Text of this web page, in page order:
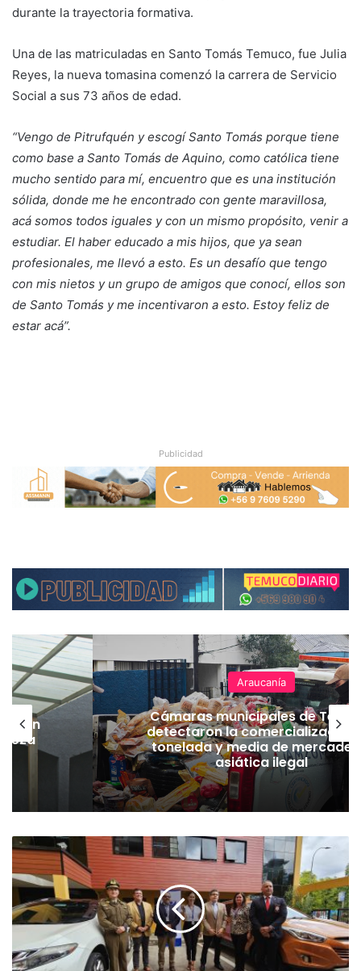
durante la trayectoria formativa.
Una de las matriculadas en Santo Tomás Temuco, fue Julia
Reyes, la nueva tomasina comenzó la carrera de Servicio
Social a sus 73 años de edad.
“Vengo de Pitrufquén y escogí Santo Tomás porque tiene
como base a Santo Tomás de Aquino, como católica tiene
mucho sentido para mí, encuentro que es una institución
sólida, donde me he encontrado con gente maravillosa,
acá somos todos iguales y con un mismo propósito, venir a
estudiar. El haber educado a mis hijos, que ya sean
profesionales, me llevó a esto. Es un desafío que tengo
con mis nietos y un grupo de amigos que conocí, ellos son
de Santo Tomás y me incentivaron a esto. Estoy feliz de
estar acá”.
Publicidad
Araucanía
Cámaras municipales de
detectaron la comercialización
tonelada y media de
asiática ilegal
n
é
i
t
a